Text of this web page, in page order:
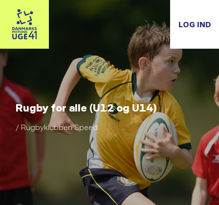
LOG IND
Rugby for alle (U12 og U14)
/ Rugbyklubben Speed